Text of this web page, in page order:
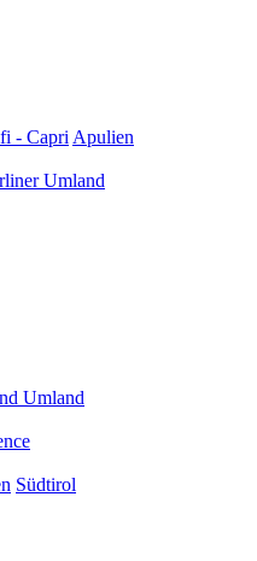
- Capri Apulien
Umland
Umland
Südtirol